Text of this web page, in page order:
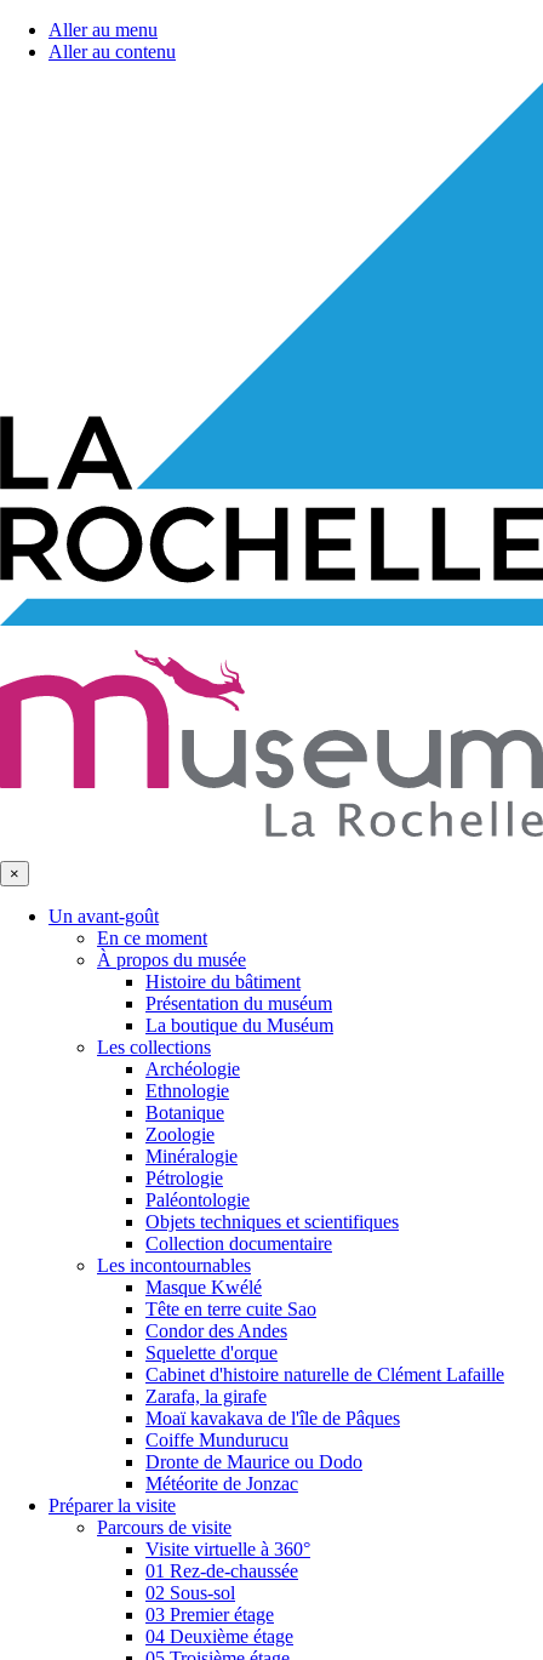
Aller au menu
Aller au contenu
×
Un avant-goût
En ce moment
À propos du musée
Histoire du bâtiment
Présentation du muséum
La boutique du Muséum
Les collections
Archéologie
Ethnologie
Botanique
Zoologie
Minéralogie
Pétrologie
Paléontologie
Objets techniques et scientifiques
Collection documentaire
Les incontournables
Masque Kwélé
Tête en terre cuite Sao
Condor des Andes
Squelette d'orque
Cabinet d'histoire naturelle de Clément Lafaille
Zarafa, la girafe
Moaï kavakava de l'île de Pâques
Coiffe Mundurucu
Dronte de Maurice ou Dodo
Météorite de Jonzac
Préparer la visite
Parcours de visite
Visite virtuelle à 360°
01 Rez-de-chaussée
02 Sous-sol
03 Premier étage
04 Deuxième étage